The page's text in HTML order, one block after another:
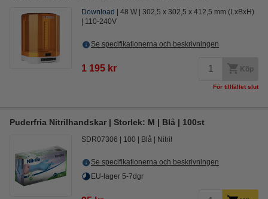
Download 48 W
302,5 x 302,5 x 412,5 mm (LxBxH)
110-240V
Se specifikationerna och beskrivningen
1 195 kr Köp
För tillfället slut
Puderfria Nitrilhandskar | Storlek: M | Blå | 100st
SDR07306 100 Blå Nitril
Se specifikationerna och beskrivningen
EU-lager 5-7dgr